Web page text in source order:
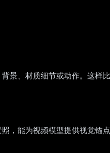
景、材质细节或动作。这样
，能为视频模型提供视觉锚